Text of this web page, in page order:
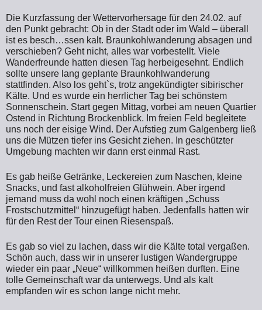
Die Kurzfassung der Wettervorhersage für den 24.02. auf
den Punkt gebracht: Ob in der Stadt oder im Wald – überall
ist es besch…ssen kalt. Braunkohlwanderung absagen und
verschieben? Geht nicht, alles war vorbestellt. Viele
Wanderfreunde hatten diesen Tag herbeigesehnt. Endlich
sollte unsere lang geplante Braunkohlwanderung
stattfinden. Also los geht`s, trotz angekündigter sibirischer
Kälte. Und es wurde ein herrlicher Tag bei schönstem
Sonnenschein. Start gegen Mittag, vorbei am neuen Quartier
Ostend in Richtung Brockenblick. Im freien Feld begleitete
uns noch der eisige Wind. Der Aufstieg zum Galgenberg ließ
uns die Mützen tiefer ins Gesicht ziehen. In geschützter
Umgebung machten wir dann erst einmal Rast.
Es gab heiße Getränke, Leckereien zum Naschen, kleine
Snacks, und fast alkoholfreien Glühwein. Aber irgend
jemand muss da wohl noch einen kräftigen „Schuss
Frostschutzmittel“ hinzugefügt haben. Jedenfalls hatten wir
für den Rest der Tour einen Riesenspaß.
Es gab so viel zu lachen, dass wir die Kälte total vergaßen.
Schön auch, dass wir in unserer lustigen Wandergruppe
wieder ein paar „Neue“ willkommen heißen durften. Eine
tolle Gemeinschaft war da unterwegs. Und als kalt
empfanden wir es schon lange nicht mehr.